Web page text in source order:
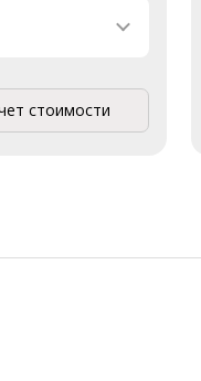
стоимости